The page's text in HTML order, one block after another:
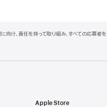
け、責任を持って取り組み、すべての応募者
Apple Store